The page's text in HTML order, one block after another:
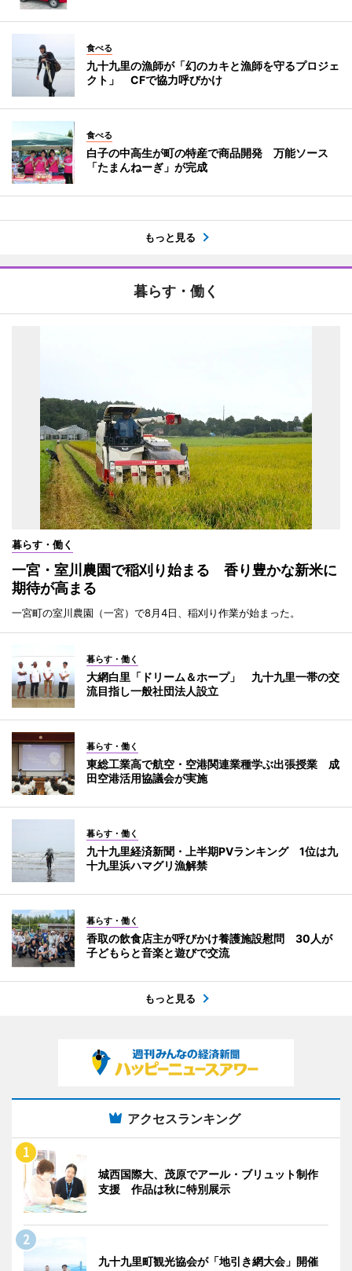
食べる
九十九里の漁師が「幻のカキと漁師を守るプロジェ
クト」 CFで協力呼びかけ
食べる
白子の中高生が町の特産で商品開発 万能ソース
「たまんねーぎ」が完成
もっと見る
暮らす・働く
暮らす・働く
一宮・室川農園で稲刈り始まる 香り豊かな新米に
期待が高まる
一宮町の室川農園（一宮）で8月4日、稲刈り作業が始まった。
暮らす・働く
大網白里「ドリーム＆ホープ」 九十九里一帯の交
流目指し一般社団法人設立
暮らす・働く
東総工業高で航空・空港関連業種学ぶ出張授業 成
田空港活用協議会が実施
暮らす・働く
九十九里経済新聞・上半期PVランキング 1位は九
十九里浜ハマグリ漁解禁
暮らす・働く
香取の飲食店主が呼びかけ養護施設慰問 30人が
子どもらと音楽と遊びで交流
もっと見る
アクセスランキング
城西国際大、茂原でアール・ブリュット制作
支援 作品は秋に特別展示
九十九里町観光協会が「地引き網大会」開催